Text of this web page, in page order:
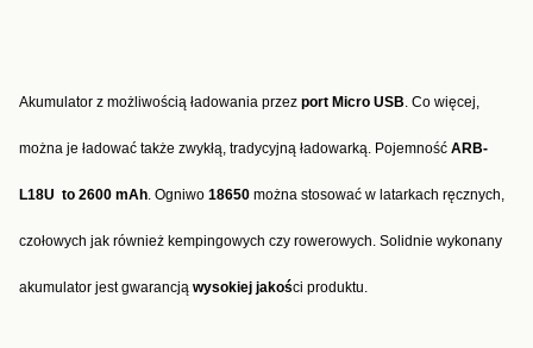
Akumulator z możliwością ładowania przez port Micro USB . Co więcej,
można je ładować także zwykłą, tradycyjną ładowarką. Pojemność ARB-
L18U to 2600 mAh . Ogniwo 18650 można stosować w latarkach ręcznych,
czołowych jak również kempingowych czy rowerowych. Solidnie wykonany
akumulator jest gwarancją wysokiej jakości produktu.